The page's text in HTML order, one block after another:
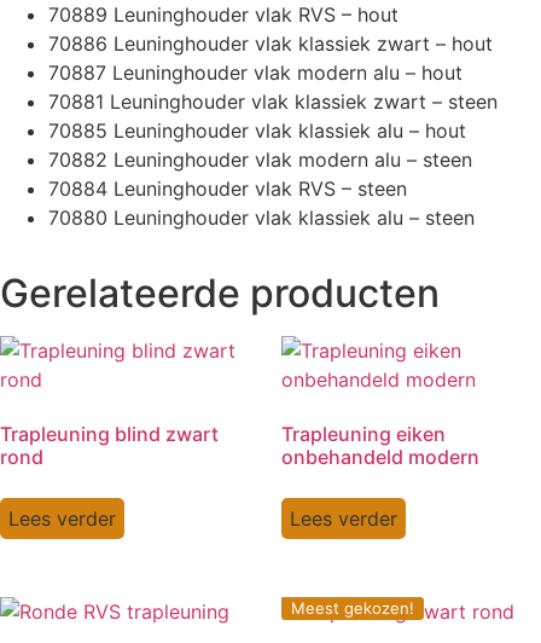
70889 Leuninghouder vlak RVS – hout
70886 Leuninghouder vlak klassiek zwart – hout
70887 Leuninghouder vlak modern alu – hout
70881 Leuninghouder vlak klassiek zwart – steen
70885 Leuninghouder vlak klassiek alu – hout
70882 Leuninghouder vlak modern alu – steen
70884 Leuninghouder vlak RVS – steen
70880 Leuninghouder vlak klassiek alu – steen
Gerelateerde producten
Trapleuning blind zwart
rond
Lees verder
Trapleuning eiken
onbehandeld modern
Lees verder
Meest gekozen!